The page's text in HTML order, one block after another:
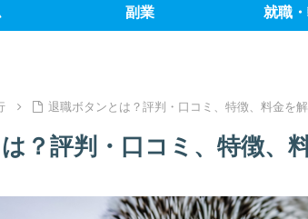
副業 就職
退職ボタンとは？評判・口コミ、特徴、料金を
？評判・口コミ、特徴、